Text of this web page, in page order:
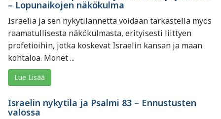
– Lopunaikojen näkökulma
Israelia ja sen nykytilannetta voidaan tarkastella myös
raamatullisesta näkökulmasta, erityisesti liittyen
profetioihin, jotka koskevat Israelin kansan ja maan
kohtaloa. Monet ...
Lue Lisää
Israelin nykytila ja Psalmi 83 – Ennustusten
valossa